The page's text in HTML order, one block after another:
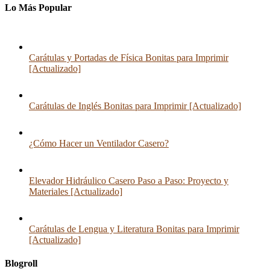
Lo Más Popular
Carátulas y Portadas de Física Bonitas para Imprimir
[Actualizado]
Carátulas de Inglés Bonitas para Imprimir [Actualizado]
¿Cómo Hacer un Ventilador Casero?
Elevador Hidráulico Casero Paso a Paso: Proyecto y
Materiales [Actualizado]
Carátulas de Lengua y Literatura Bonitas para Imprimir
[Actualizado]
Blogroll